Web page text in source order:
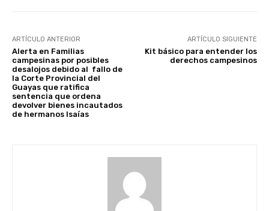
ARTÍCULO ANTERIOR
Alerta en Familias
campesinas por posibles
desalojos debido al fallo de
la Corte Provincial del
Guayas que ratifica
sentencia que ordena
devolver bienes incautados
de hermanos Isaías
ARTÍCULO SIGUIENTE
Kit básico para entender los
derechos campesinos